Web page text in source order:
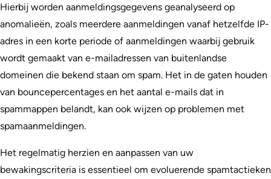
Hierbij worden aanmeldingsgegevens geanalyseerd op
anomalieën, zoals meerdere aanmeldingen vanaf hetzelfde IP-
adres in een korte periode of aanmeldingen waarbij gebruik
wordt gemaakt van e-mailadressen van buitenlandse
domeinen die bekend staan om spam. Het in de gaten houden
van bouncepercentages en het aantal e-mails dat in
spammappen belandt, kan ook wijzen op problemen met
spamaanmeldingen.
Het regelmatig herzien en aanpassen van uw
bewakingscriteria is essentieel om evoluerende spamtactieken